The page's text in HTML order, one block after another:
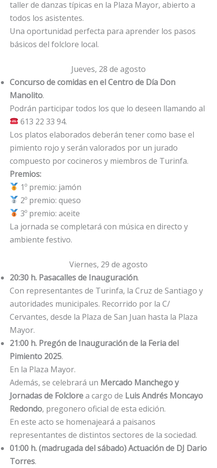
taller de danzas típicas en la Plaza Mayor, abierto a
todos los asistentes.
Una oportunidad perfecta para aprender los pasos
básicos del folclore local.
Jueves, 28 de agosto
Concurso de comidas en el Centro de Día Don
Manolito.
Podrán participar todos los que lo deseen llamando al
613 22 33 94.
Los platos elaborados deberán tener como base el
pimiento rojo y serán valorados por un jurado
compuesto por cocineros y miembros de Turinfa.
Premios:
1º premio: jamón
2º premio: queso
3º premio: aceite
La jornada se completará con música en directo y
ambiente festivo.
Viernes, 29 de agosto
20:30 h. Pasacalles de Inauguración.
Con representantes de Turinfa, la Cruz de Santiago y
autoridades municipales. Recorrido por la C/
Cervantes, desde la Plaza de San Juan hasta la Plaza
Mayor.
21:00 h. Pregón de Inauguración de la Feria del
Pimiento 2025.
En la Plaza Mayor.
Además, se celebrará un Mercado Manchego y
Jornadas de Folclorea cargo de Luis Andrés Moncayo
Redondo, pregonero oficial de esta edición.
En este acto se homenajeará a paisanos
representantes de distintos sectores de la sociedad.
01:00 h. (madrugada del sábado) Actuación de DJ Dario
Torres.